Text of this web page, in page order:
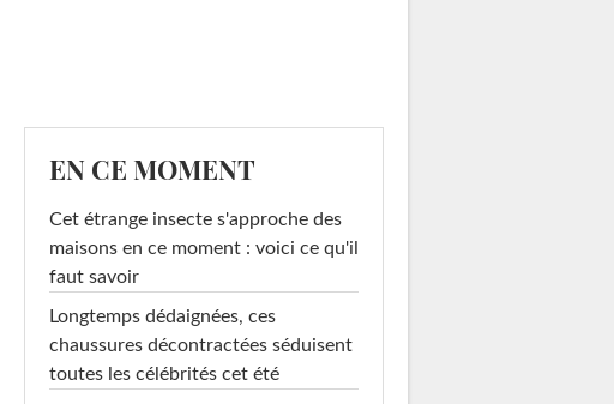
EN CE MOMENT
Cet étrange insecte s'approche des
maisons en ce moment : voici ce qu'il
faut savoir
Longtemps dédaignées, ces
chaussures décontractées séduisent
toutes les célébrités cet été